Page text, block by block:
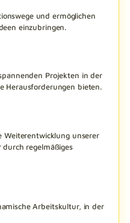
und ermöglichen
einzubringen.
Projekten in der
Herausforderungen bieten.
unserer
regelmäßiges
Arbeitskultur, in der